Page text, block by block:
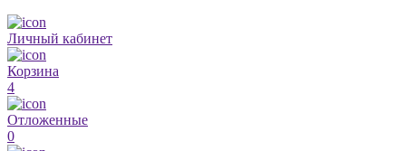
Личный кабинет
Корзина
4
Отложенные
0